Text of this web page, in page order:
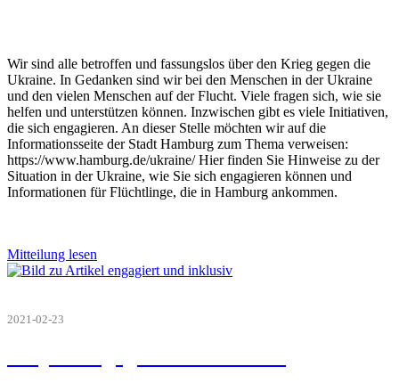
Wir sind alle betroffen und fassungslos über den Krieg gegen die
Ukraine. In Gedanken sind wir bei den Menschen in der Ukraine
und den vielen Menschen auf der Flucht. Viele fragen sich, wie sie
helfen und unterstützen können. Inzwischen gibt es viele Initiativen,
die sich engagieren. An dieser Stelle möchten wir auf die
Informationsseite der Stadt Hamburg zum Thema verweisen:
https://www.hamburg.de/ukraine/ Hier finden Sie Hinweise zu der
Situation in der Ukraine, wie Sie sich engagieren können und
Informationen für Flüchtlinge, die in Hamburg ankommen.
Mitteilung lesen
2021-02-23